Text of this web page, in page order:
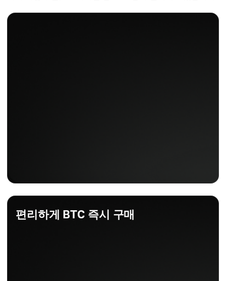
편리하게 BTC 즉시 구매